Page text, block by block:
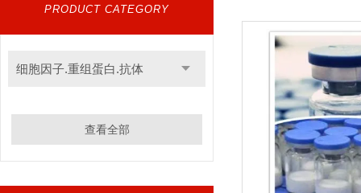
PRODUCT CATEGORY
细胞因子.重组蛋白.抗体
查看全部